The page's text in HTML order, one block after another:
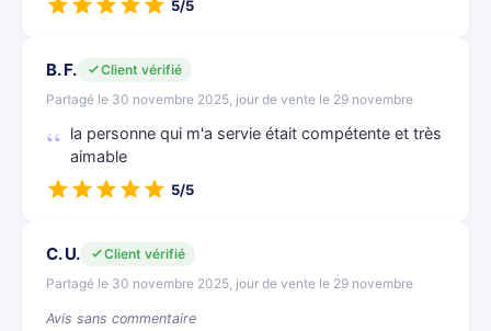
5/5
B. F.
Client vérifié
Partagé le 30 novembre 2025, jour de vente le 29 novembre
la personne qui m'a servie était compétente et très
aimable
5/5
C. U.
Client vérifié
Partagé le 30 novembre 2025, jour de vente le 29 novembre
Avis sans commentaire